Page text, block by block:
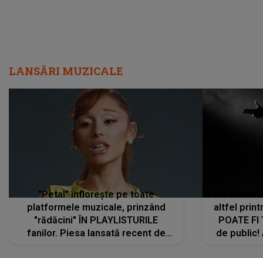
LANSĂRI MUZICALE
"Petal" înflorește pe toate
platformele muzicale, prinzând
"rădăcini" ÎN PLAYLISTURILE
fanilor. Piesa lansată recent de
altfel
POATE FI
de public!